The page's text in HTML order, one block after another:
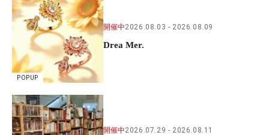
POPUP
開催中2026.08.03 2026.08.09
Drea Mer.
開催中2026.07.29 2026.08.11